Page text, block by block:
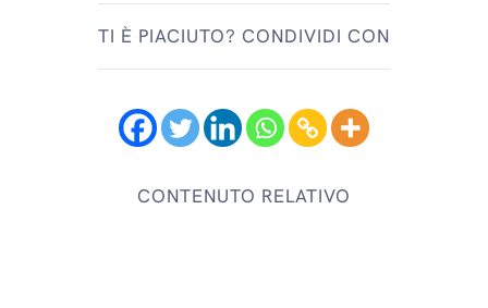
TI È PIACIUTO? CONDIVIDI CON
CONTENUTO RELATIVO